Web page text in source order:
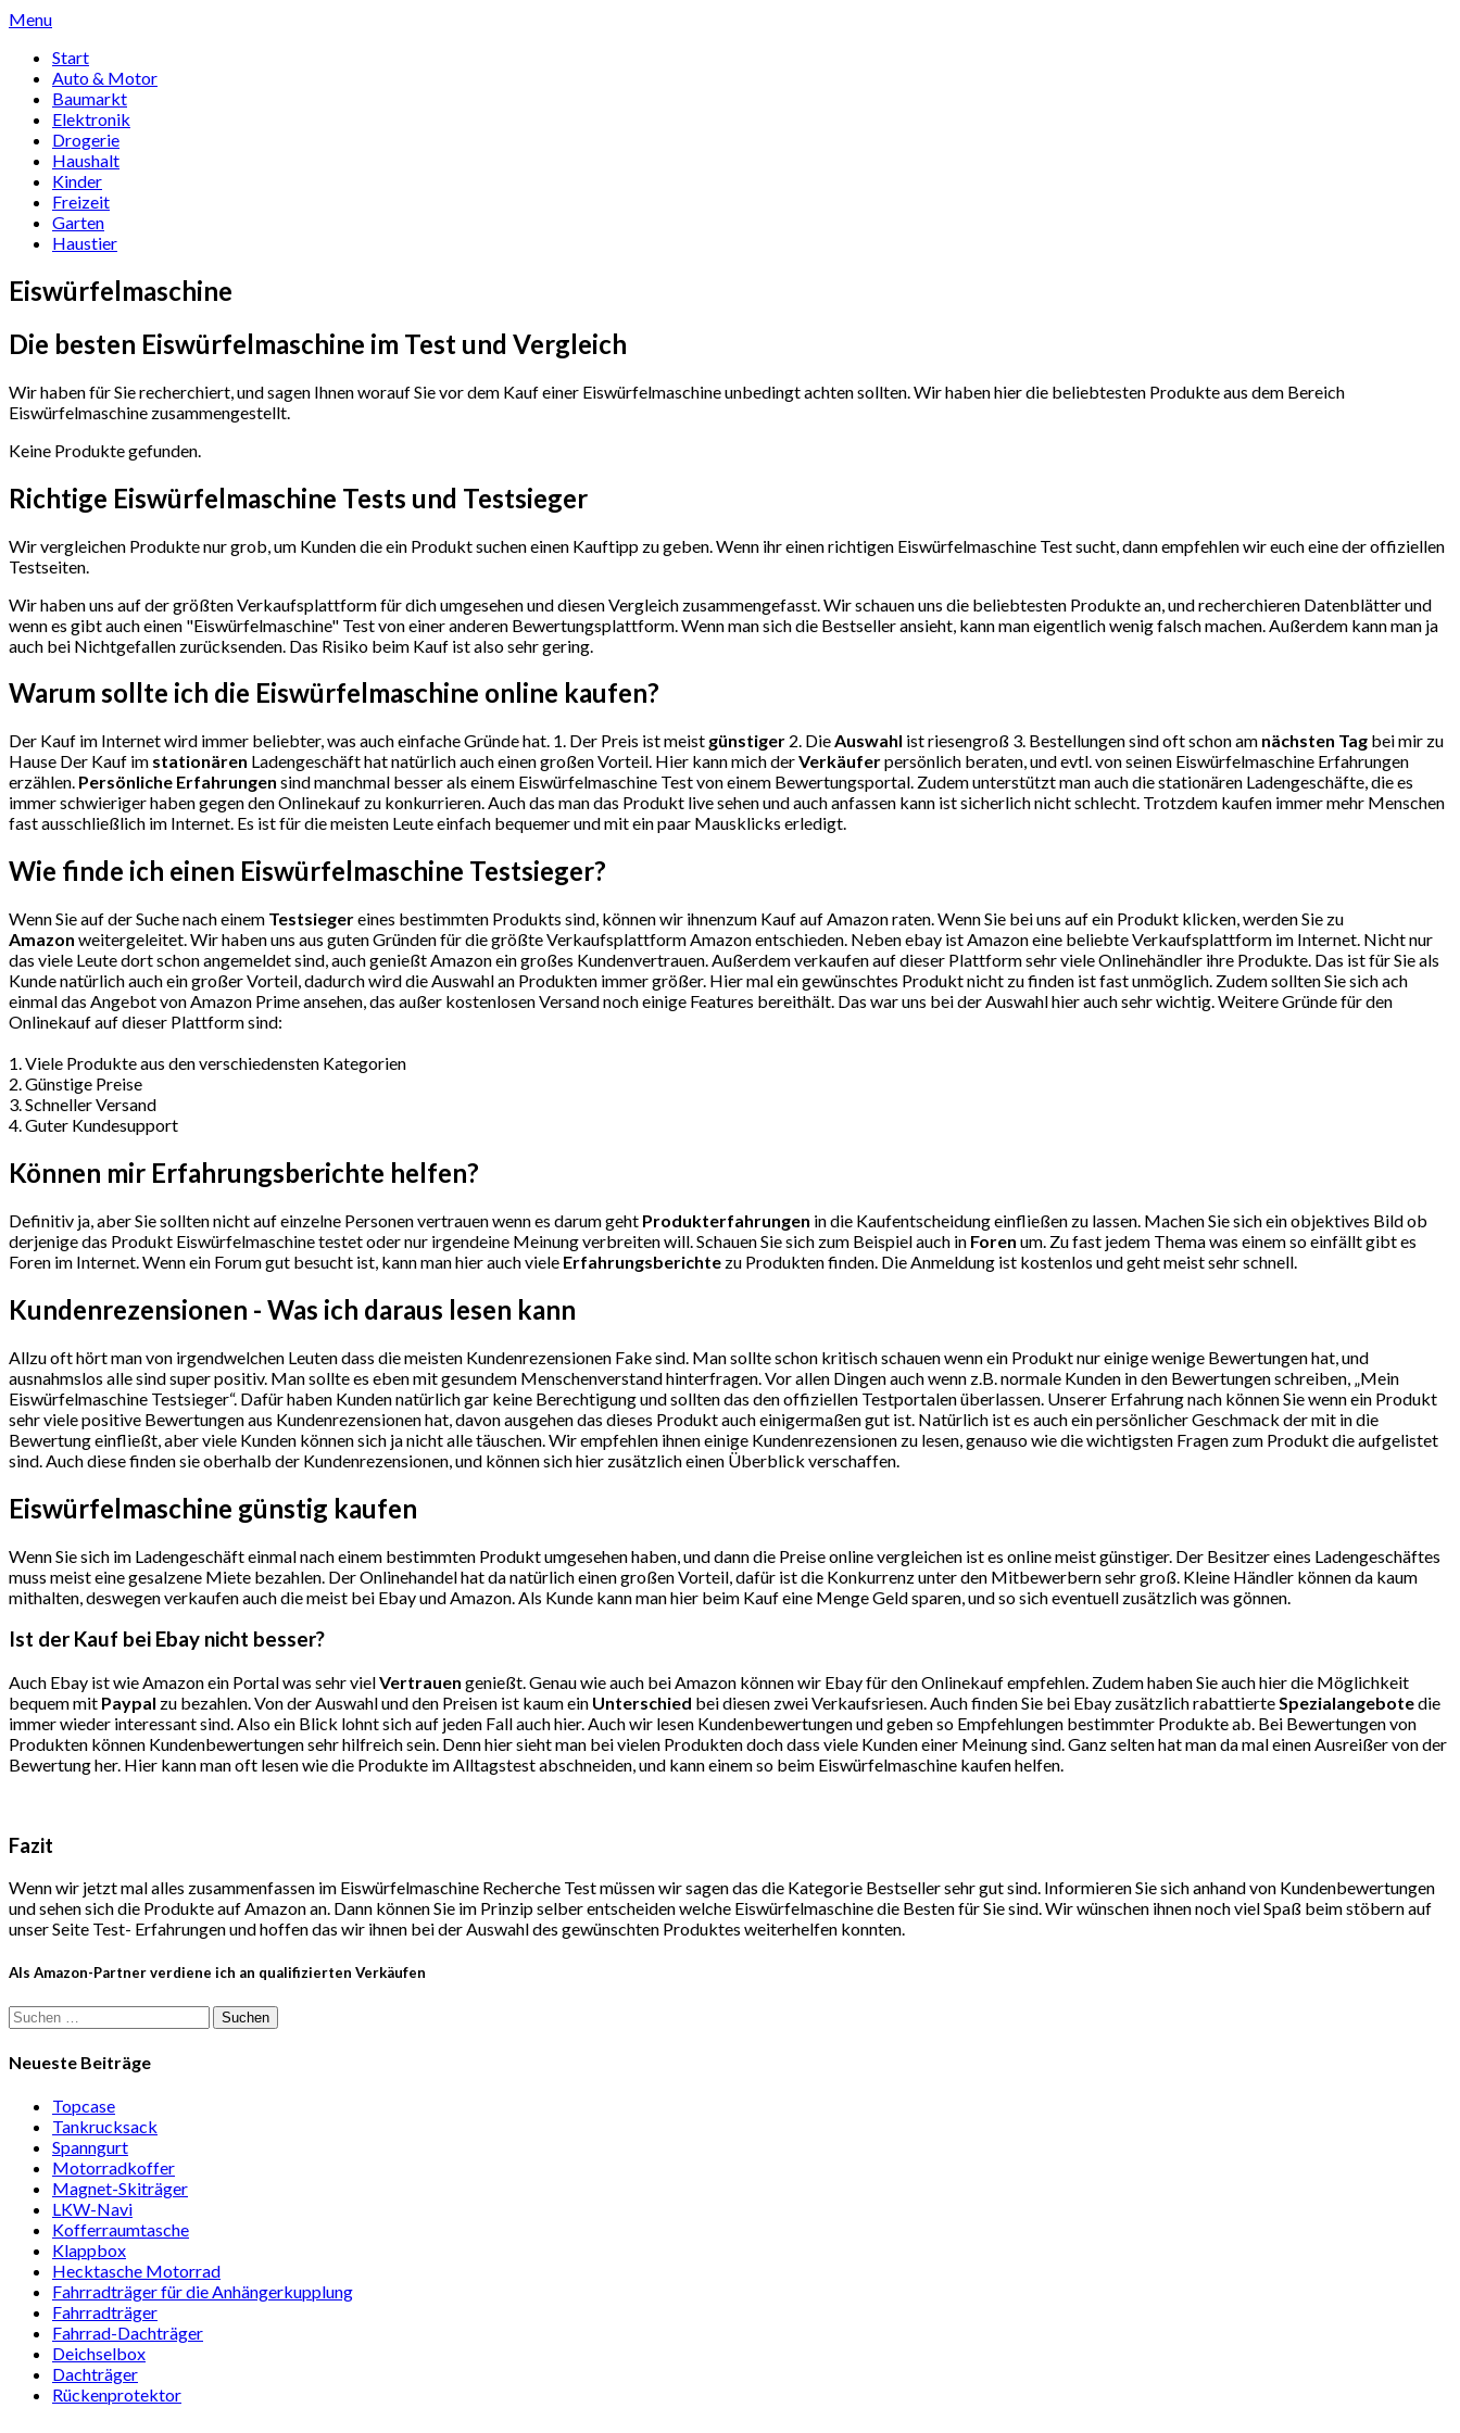
Skip
content
Menu
Start
Auto & Motor
Baumarkt
Elektronik
Drogerie
Haushalt
Kinder
Freizeit
Garten
Haustier
Eiswürfelmaschine
Die besten Eiswürfelmaschine im Test und Vergleich
Wir haben für Sie recherchiert, und sagen Ihnen worauf Sie vor dem Kauf einer Eiswürfelmaschine unbedingt achten sollten. Wir haben hier die beliebtesten Produkte aus dem Bereich
Eiswürfelmaschine zusammengestellt.
Keine Produkte gefunden.
Richtige Eiswürfelmaschine Tests und Testsieger
Wir vergleichen Produkte nur grob, um Kunden die ein Produkt suchen einen Kauftipp zu geben. Wenn ihr einen richtigen Eiswürfelmaschine Test sucht, dann empfehlen wir euch eine der offiziellen
Testseiten.
Wir haben uns auf der größten Verkaufsplattform für dich umgesehen und diesen Vergleich zusammengefasst. Wir schauen uns die beliebtesten Produkte an, und recherchieren Datenblätter und
wenn es gibt auch einen "Eiswürfelmaschine" Testvon einer anderen Bewertungsplattform. Wenn man sich die Bestseller ansieht, kann man eigentlich wenig falsch machen. Außerdem kann man ja
auch bei Nichtgefallen zurücksenden. Das Risiko beim Kauf ist also sehr gering.
Warum sollte ich die Eiswürfelmaschine online kaufen?
Der Kauf im Internet wird immer beliebter, was auch einfache Gründe hat. 1. Der Preis ist meist günstiger 2. DieAuswahl ist riesengroß 3. Bestellungen sind oft schon am nächsten Tag bei mir zu
Hause Der Kauf im stationären Ladengeschäft hat natürlich auch einen großen Vorteil. Hier kann mich derVerkäuferpersönlich beraten, und evtl. von seinen Eiswürfelmaschine Erfahrungen
erzählen. Persönliche Erfahrungen sind manchmal besser als einem Eiswürfelmaschine Test von einem Bewertungsportal. Zudem unterstützt man auch die stationären Ladengeschäfte, die es
immer schwieriger haben gegen den Onlinekauf zu konkurrieren. Auch das man das Produkt live sehen und auch anfassen kann ist sicherlich nicht schlecht. Trotzdem kaufen immer mehr Menschen
fast ausschließlich im Internet. Es ist für die meisten Leute einfach bequemer und mit ein paar Mausklicks erledigt.
Wie finde ich einen Eiswürfelmaschine Testsieger?
Wenn Sie auf der Suche nach einem Testsiegereines bestimmten Produkts sind, können wir ihnenzum Kauf auf Amazon raten. Wenn Sie bei uns auf ein Produkt klicken, werden Sie zu
Amazon weitergeleitet. Wir haben uns aus guten Gründen für die größte Verkaufsplattform Amazon entschieden. Neben ebay ist Amazon eine beliebte Verkaufsplattform im Internet. Nicht nur
das viele Leute dort schon angemeldet sind, auch genießt Amazon ein großes Kundenvertrauen. Außerdem verkaufen auf dieser Plattform sehr viele Onlinehändler ihre Produkte. Das ist für Sie als
Kunde natürlich auch ein großer Vorteil, dadurch wird die Auswahl an Produkten immer größer. Hier mal ein gewünschtes Produkt nicht zu finden ist fast unmöglich. Zudem sollten Sie sich ach
einmal das Angebot von Amazon Prime ansehen, das außer kostenlosen Versand noch einige Features bereithält. Das war uns bei der Auswahl hier auch sehr wichtig. Weitere Gründe für den
Onlinekauf auf dieser Plattform sind:
1. Viele Produkte aus den verschiedensten Kategorien
2. Günstige Preise
3. Schneller Versand
4. Guter Kundesupport
Können mir Erfahrungsberichte helfen?
Definitiv ja, aber Sie sollten nicht auf einzelne Personen vertrauen wenn es darum geht Produkterfahrungen in die Kaufentscheidung einfließen zu lassen. Machen Sie sich ein objektives Bild ob
derjenige das Produkt Eiswürfelmaschine testet oder nur irgendeine Meinung verbreiten will. Schauen Sie sich zum Beispiel auch in Foren um. Zu fast jedem Thema was einem so einfällt gibt es
Foren im Internet. Wenn ein Forum gut besucht ist, kann man hier auch viele Erfahrungsberichte zu Produkten finden. Die Anmeldung ist kostenlos und geht meist sehr schnell.
Kundenrezensionen - Was ich daraus lesen kann
Allzu oft hört man von irgendwelchen Leuten dass die meisten Kundenrezensionen Fake sind. Man sollte schon kritisch schauen wenn ein Produkt nur einige wenige Bewertungen hat, und
ausnahmslos alle sind super positiv. Man sollte es eben mit gesundem Menschenverstand hinterfragen. Vor allen Dingen auch wenn z.B. normale Kunden in den Bewertungen schreiben, „Mein
Eiswürfelmaschine Testsieger“. Dafür haben Kunden natürlich gar keine Berechtigung und sollten das den offiziellen Testportalen überlassen. Unserer Erfahrung nach können Sie wenn ein Produkt
sehr viele positive Bewertungen aus Kundenrezensionen hat, davon ausgehen das dieses Produkt auch einigermaßen gut ist. Natürlich ist es auch ein persönlicher Geschmack der mit in die
Bewertung einfließt, aber viele Kunden können sich ja nicht alle täuschen. Wir empfehlen ihnen einige Kundenrezensionen zu lesen, genauso wie die wichtigsten Fragen zum Produkt die aufgelistet
sind. Auch diese finden sie oberhalb der Kundenrezensionen, und können sich hier zusätzlich einen Überblick verschaffen.
Eiswürfelmaschine günstig kaufen
Wenn Sie sich im Ladengeschäft einmal nach einem bestimmten Produkt umgesehen haben, und dann die Preise online vergleichen ist es online meist günstiger. Der Besitzer eines Ladengeschäftes
muss meist eine gesalzene Miete bezahlen. Der Onlinehandel hat da natürlich einen großen Vorteil, dafür ist die Konkurrenz unter den Mitbewerbern sehr groß. Kleine Händler können da kaum
mithalten, deswegen verkaufen auch die meist bei Ebay und Amazon. Als Kunde kann man hier beim Kauf eine Menge Geld sparen, und so sich eventuell zusätzlich was gönnen.
Ist der Kauf bei Ebay nicht besser?
Auch Ebay ist wie Amazon ein Portal was sehr vielVertrauen genießt. Genau wie auch bei Amazon können wir Ebay für den Onlinekauf empfehlen. Zudem haben Sie auch hier die Möglichkeit
bequem mit Paypal zu bezahlen. Von der Auswahl und den Preisen ist kaum ein Unterschied bei diesen zwei Verkaufsriesen. Auch finden Sie bei Ebay zusätzlich rabattierteSpezialangebotedie
immer wieder interessant sind. Also ein Blick lohnt sich auf jeden Fall auch hier. Auch wir lesen Kundenbewertungen und geben so Empfehlungen bestimmter Produkte ab. Bei Bewertungen von
Produkten können Kundenbewertungen sehr hilfreich sein. Denn hier sieht man bei vielen Produkten doch dass viele Kunden einer Meinung sind. Ganz selten hat man da mal einen Ausreißer von der
Bewertung her. Hier kann man oft lesen wie die Produkte im Alltagstest abschneiden, und kann einem so beim Eiswürfelmaschine kaufen helfen.
Fazit
Wenn wir jetzt mal alles zusammenfassen im Eiswürfelmaschine Recherche Test müssen wir sagen das die Kategorie Bestseller sehr gut sind. Informieren Sie sich anhand von Kundenbewertungen
und sehen sich die Produkte auf Amazon an. Dann können Sie im Prinzip selber entscheiden welche Eiswürfelmaschine die Besten für Sie sind. Wir wünschen ihnen noch viel Spaß beim stöbern auf
unser Seite Test- Erfahrungen und hoffen das wir ihnen bei der Auswahl des gewünschten Produktes weiterhelfen konnten.
Als Amazon-Partner verdiene ich an qualifizierten Verkäufen
Suchen
nach:
Neueste Beiträge
Topcase
Tan­kruck­sack
Spann­gurt
Motor­rad­koffer
Magnet-Ski­träger
LKW-Navi
Kof­fer­raum­ta­sche
Klappbox
Heck­ta­sche Motorrad
Fahr­rad­träger für die Anhän­ger­kup­p­lung
Fahr­rad­träger
Fahrrad-Dach­träger
Deich­selbox
Dach­träger
Rücken­pro­tektor